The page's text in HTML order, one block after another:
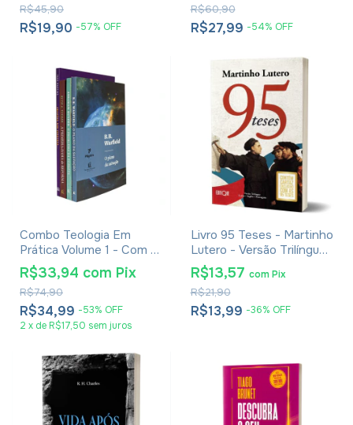
R$19,90 -57% OFF
R$45,90
R$27,99 -54% OFF
R$60,90
Combo Teologia Em
Prática Volume 1 - Com 4
Livros
R$34,99 -53% OFF
R$74,90
R$33,94 com Pix
2 x de R$17,50 sem juros
Livro 95 Teses - Martinho
Lutero - Versão Trilíngue
Latim, Inglês e Português
R$13,99 -36% OFF
R$21,90
R$13,57 com Pix